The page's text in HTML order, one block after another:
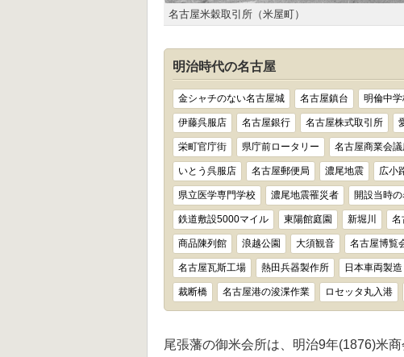
名古屋米穀取引所（米屋町）
明治時代の名古屋
金シャチのない名古屋城 名古屋鎮台 明倫中
伊藤呉服店 名古屋銀行 名古屋株式取引所
栄町官庁街 県庁前ロータリー 名古屋商業会
いとう呉服店 名古屋郵便局 濃尾地震 広小
県立医学専門学校 濃尾地震罹災者 開設当時
鉄道敷設5000マイル 東陽館庭園 新堀川 名
商品陳列館 浪越公園 大須観音 名古屋博覧
名古屋瓦斯工場 熱田兵器製作所 日本車両製造
裁断橋 名古屋港の浚渫作業 ロセッタ丸入港
尾張藩の御米会所は、明治9年(1876)米